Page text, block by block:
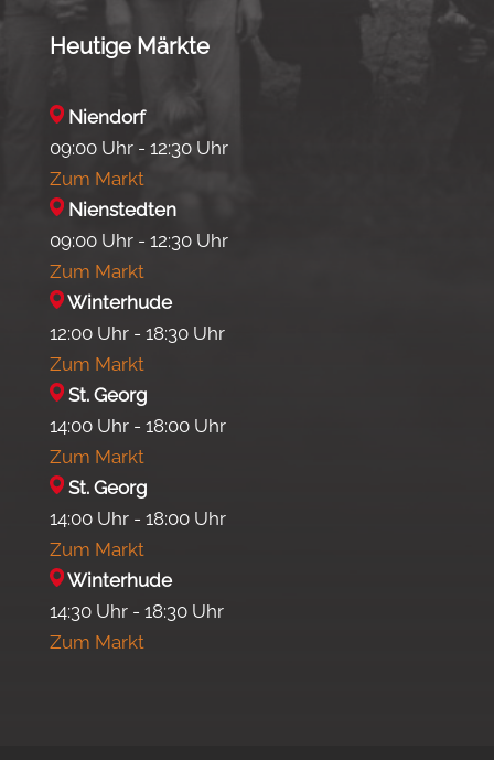
Heutige Märkte
Niendorf
09:00 Uhr - 12:30 Uhr
Zum Markt
Nienstedten
09:00 Uhr - 12:30 Uhr
Zum Markt
Winterhude
12:00 Uhr - 18:30 Uhr
Zum Markt
St. Georg
14:00 Uhr - 18:00 Uhr
Zum Markt
St. Georg
14:00 Uhr - 18:00 Uhr
Zum Markt
Winterhude
14:30 Uhr - 18:30 Uhr
Zum Markt